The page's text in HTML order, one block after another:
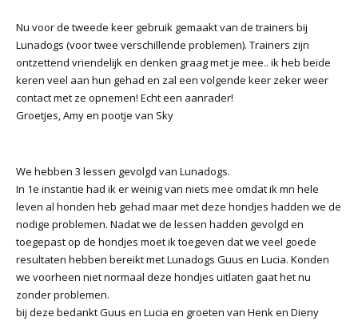
Nu voor de tweede keer gebruik gemaakt van de trainers bij
Lunadogs (voor twee verschillende problemen). Trainers zijn
ontzettend vriendelijk en denken graag met je mee.. ik heb beide
keren veel aan hun gehad en zal een volgende keer zeker weer
contact met ze opnemen! Echt een aanrader!
Groetjes, Amy en pootje van Sky
We hebben 3 lessen gevolgd van Lunadogs.
In 1e instantie had ik er weinig van niets mee omdat ik mn hele
leven al honden heb gehad maar met deze hondjes hadden we de
nodige problemen. Nadat we de lessen hadden gevolgd en
toegepast op de hondjes moet ik toegeven dat we veel goede
resultaten hebben bereikt met Lunadogs Guus en Lucia. Konden
we voorheen niet normaal deze hondjes uitlaten gaat het nu
zonder problemen.
bij deze bedankt Guus en Lucia en groeten van Henk en Dieny